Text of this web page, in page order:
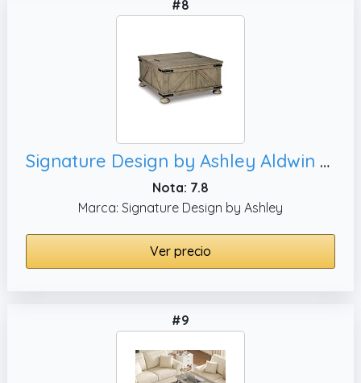
#8
Signature Design by Ashley Aldwin Farmhouse - Mesa Auxiliar Cuadrada con Parte Superior elevable para Almacenamiento, Color marrón grisáceo
Nota: 7.8
Marca: Signature Design by Ashley
Ver precio
#9